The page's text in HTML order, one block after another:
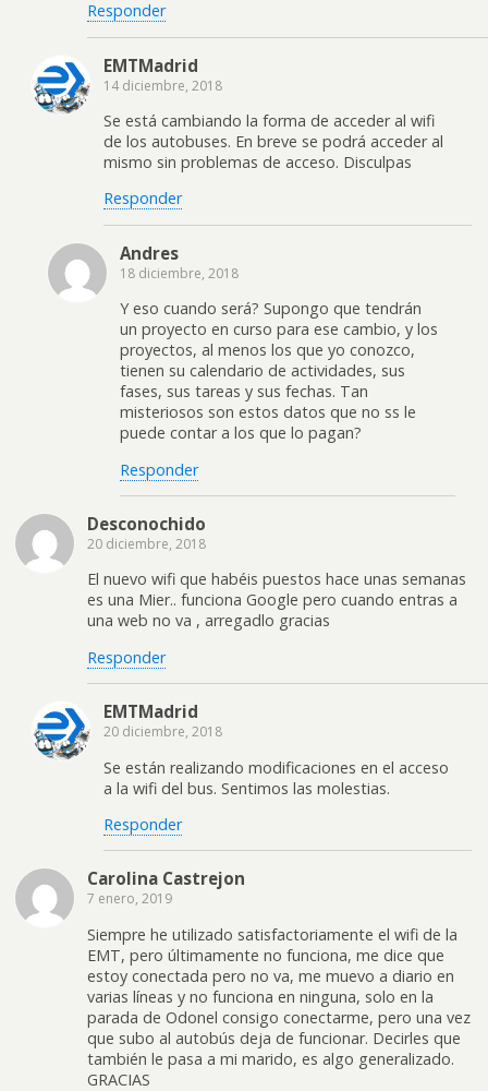
Responder
EMTMadrid
14 diciembre, 2018
Se está cambiando la forma de acceder al wifi
de los autobuses. En breve se podrá acceder al
mismo sin problemas de acceso. Disculpas
Responder
Andres
18 diciembre, 2018
Y eso cuando será? Supongo que tendrán
un proyecto en curso para ese cambio, y los
proyectos, al menos los que yo conozco,
tienen su calendario de actividades, sus
fases, sus tareas y sus fechas. Tan
misteriosos son estos datos que no ss le
puede contar a los que lo pagan?
Responder
Desconochido
20 diciembre, 2018
El nuevo wifi que habéis puestos hace unas semanas
es una Mier.. funciona Google pero cuando entras a
una web no va , arregadlo gracias
Responder
EMTMadrid
20 diciembre, 2018
Se están realizando modificaciones en el acceso
a la wifi del bus. Sentimos las molestias.
Responder
Carolina Castrejon
7 enero, 2019
Siempre he utilizado satisfactoriamente el wifi de la
EMT, pero últimamente no funciona, me dice que
estoy conectada pero no va, me muevo a diario en
varias líneas y no funciona en ninguna, solo en la
parada de Odonel consigo conectarme, pero una vez
que subo al autobús deja de funcionar. Decirles que
también le pasa a mi marido, es algo generalizado.
GRACIAS